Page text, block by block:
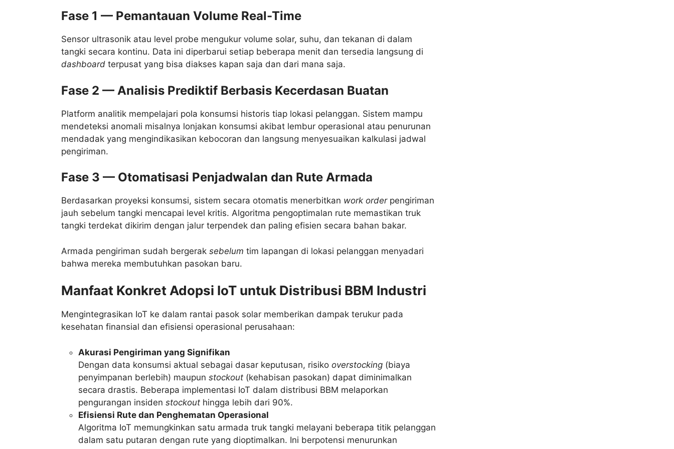
Fase 1 — Pemantauan Volume Real-Time
Sensor ultrasonik atau level probe mengukur volume solar, suhu, dan tekanan di dalam
tangki secara kontinu. Data ini diperbarui setiap beberapa menit dan tersedia langsung di
dashboard terpusat yang bisa diakses kapan saja dan dari mana saja.
Fase 2 — Analisis Prediktif Berbasis Kecerdasan Buatan
Platform analitik mempelajari pola konsumsi historis tiap lokasi pelanggan. Sistem mampu
mendeteksi anomali misalnya lonjakan konsumsi akibat lembur operasional atau penurunan
mendadak yang mengindikasikan kebocoran dan langsung menyesuaikan kalkulasi jadwal
pengiriman.
Fase 3 — Otomatisasi Penjadwalan dan Rute Armada
Berdasarkan proyeksi konsumsi, sistem secara otomatis menerbitkan work orderpengiriman
jauh sebelum tangki mencapai level kritis. Algoritma pengoptimalan rute memastikan truk
tangki terdekat dikirim dengan jalur terpendek dan paling efisien secara bahan bakar.
Armada pengiriman sudah bergerak sebelum tim lapangan di lokasi pelanggan menyadari
bahwa mereka membutuhkan pasokan baru.
Manfaat Konkret Adopsi IoT untuk Distribusi BBM Industri
Mengintegrasikan IoT ke dalam rantai pasok solar memberikan dampak terukur pada
kesehatan finansial dan efisiensi operasional perusahaan:
Akurasi Pengiriman yang Signifikan
Dengan data konsumsi aktual sebagai dasar keputusan, risiko overstocking (biaya
penyimpanan berlebih) maupun stockout (kehabisan pasokan) dapat diminimalkan
secara drastis. Beberapa implementasi IoT dalam distribusi BBM melaporkan
pengurangan insiden stockout hingga lebih dari 90%.
Efisiensi Rute dan Penghematan Operasional
Algoritma IoT memungkinkan satu armada truk tangki melayani beberapa titik pelanggan
dalam satu putaran dengan rute yang dioptimalkan. Ini berpotensi menurunkan